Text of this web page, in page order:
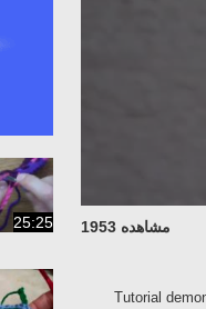
مشاهده 1953
Tutorial
25:25